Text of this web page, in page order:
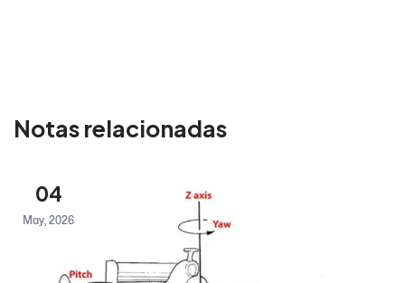
Notas relacionadas
04
May, 2026